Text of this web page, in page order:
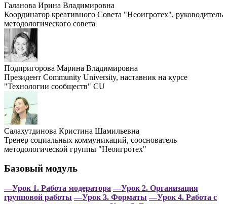
Галанова Ирина Владимировна
Координатор креативного Совета "Неоигротех", руководитель
методологического совета
Подпригорова Марина Владимировна
Президент Community University, наставник на курсе
"Технологии сообществ" CU
Салахутдинова Кристина Шамильевна
Тренер социальных коммуникаций, сооснователь
методологической группы "Неоигротех"
Базовый модуль
—Урок 1. Работа модератора —Урок 2. Организация
групповой работы —Урок 3. Форматы —Урок 4. Работа с